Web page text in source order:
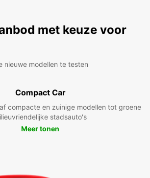
met keuze voor
nieuwe modellen te testen
Compact Car
compacte en zuinige modellen tot groene
stadsauto's
Meer tonen